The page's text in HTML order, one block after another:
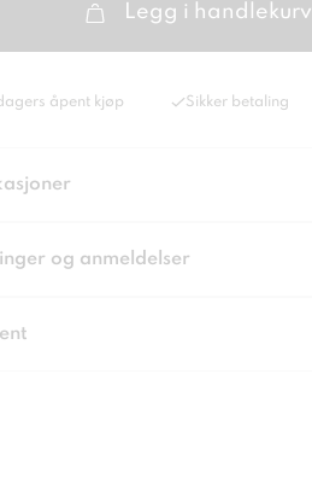
Legg i handlekurv
åpent kjøp Sikker betaling
og anmeldelser